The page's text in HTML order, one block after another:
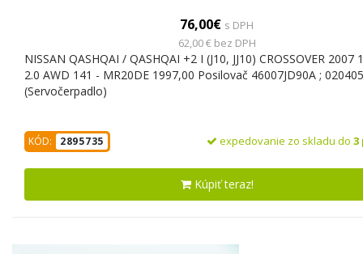
76,00€ s DPH
62,00 € bez DPH
NISSAN QASHQAI / QASHQAI +2 I (J10, JJ10) CROSSOVER 2007
2.0 AWD 141 - MR20DE 1997,00 Posilovač 46007JD90A ;
(Servočerpadlo)
KÓD: 2895735 expedovanie zo skladu do 3
Kúpiť teraz!